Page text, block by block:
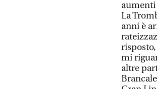
aumenti
La
anni è
mi
altre